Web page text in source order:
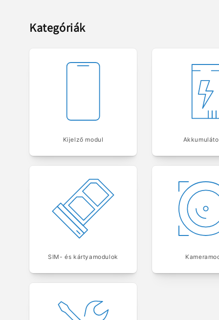
Kategóriák
Kijelző modul
SIM- és kártyamodulok